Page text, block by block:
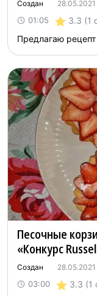
Создан 28.05.2021
01:05 3.3 (1
Предлагаю рецепт
Песочные
«Конкурс
Создан 28.05.2021
03:00 3.3 (1